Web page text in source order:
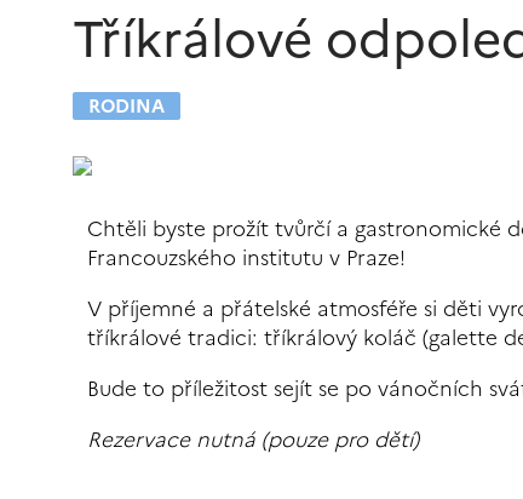
Tříkrálové
RODINA
Chtěli byste prožít tvůrčí a gastronomické
Francouzského institutu v Praze!
V příjemné a přátelské atmosféře si děti
tříkrálové tradici: tříkrálový koláč (galette
Bude to příležitost sejít se po vánočních
Rezervace nutná (pouze pro dětí)